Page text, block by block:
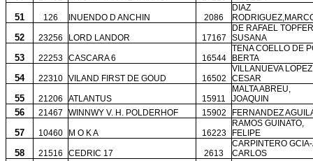
51 126 INUENDO D ANCHIN 2086
DIAZ
52 23256 LORD LANDOR 17167
DE RAFAEL
SUSANA
53 22253 CASCARA 6 16544
TENA COELLO DE
BERTA
54 22310 VILAND FIRST DE GOUD 16502
VILLANUEVA
CESAR
55 21206 ATLANTUS 15911
MALTA ABREU,
JOAQUIN
56 21467 WINNWY V. H. POLDERHOF 15902 FERNANDEZ
57 10460 M O K A 16223
RAMOS GUINATO,
FELIPE
58 21516 CEDRIC 17 2613
CARPINTERO
CARLOS